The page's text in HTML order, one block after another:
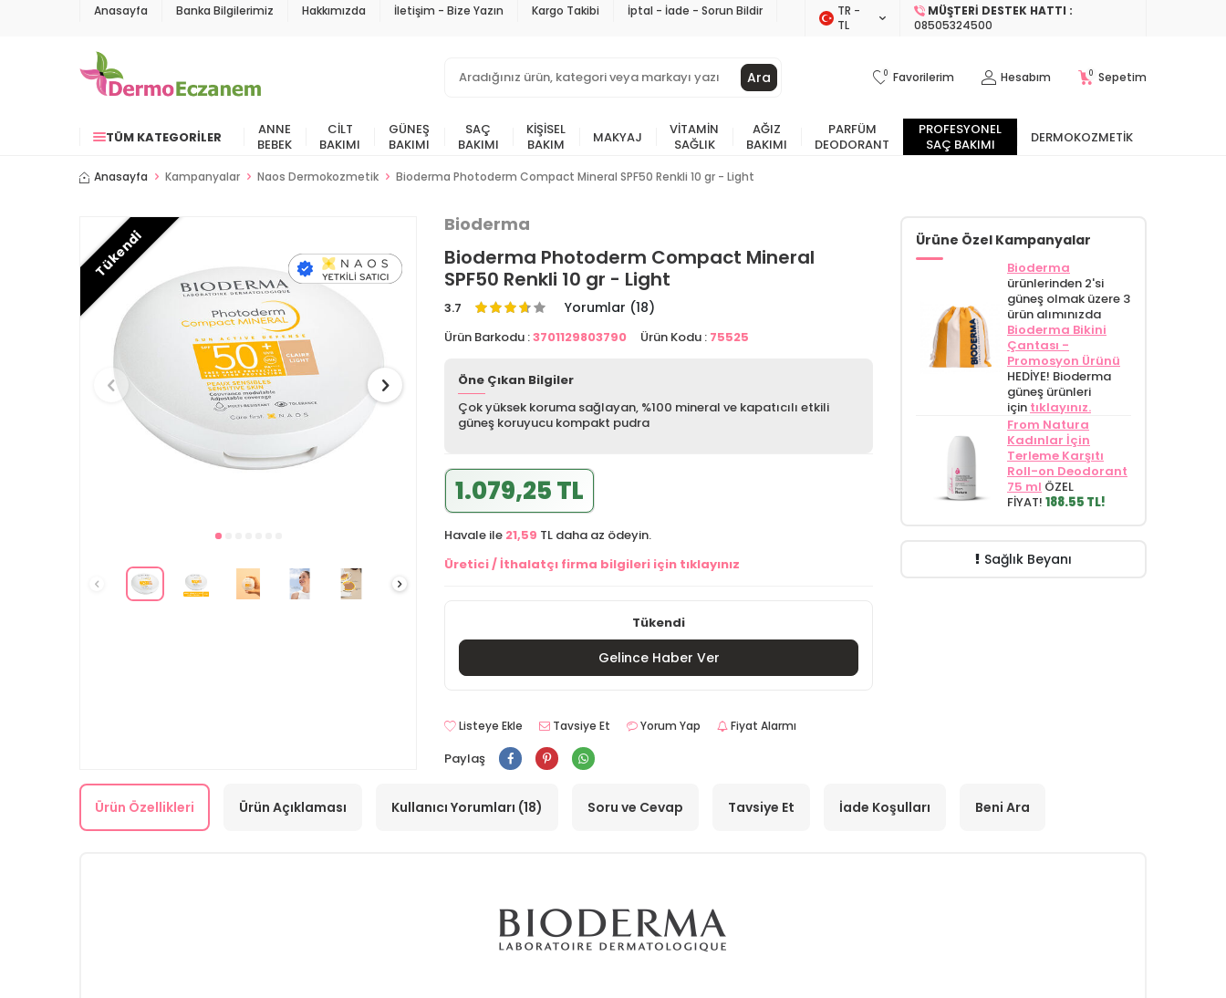
Anasayfa Banka Bilgilerimiz Hakkımızda İletişim - Bize Yazın Kargo Takibi İptal - İade - Sorun Bildir
TR −
TL
MÜŞTERI DESTEK HATTI :
08505324500
Ara 0 Favorilerim Hesabım 0 Sepetim
TÜM KATEGORILER
ANNE
BEBEK
CILT
BAKIMI
GÜNEŞ
BAKIMI
SAÇ
BAKIMI
KIŞISEL
BAKIM
MAKYAJ
VITAMIN
SAĞLIK
AĞIZ
BAKIMI
PARFÜM
DEODORANT
PROFESYONEL
SAÇ BAKIMI
DERMOKOZMETIK
Anasayfa Kampanyalar Naos Dermokozmetik Bioderma Photoderm Compact Mineral SPF50 Renkli 10 gr - Light
Tükendi
Bioderma
Bioderma Photoderm Compact Mineral
SPF50 Renkli 10 gr - Light
3.7 Yorumlar (18)
Ürün Barkodu :3701129803790 Ürün Kodu : 75525
Öne Çıkan Bilgiler
Çok yüksek koruma sağlayan, %100 mineral ve kapatıcılı etkili
güneş koruyucu kompakt pudra
1.079,25 TL
Havale ile 21,59 TL daha az ödeyin.
Üretici / İthalatçı firma bilgileri için tıklayınız
Tükendi
Gelince Haber Ver
Listeye Ekle Tavsiye Et Yorum Yap Fiyat Alarmı
Paylaş
Ürüne Özel Kampanyalar
Bioderma
ürünlerinden 2'si
güneş olmak üzere 3
ürün alımınızda
Bioderma Bikini
Çantası -
Promosyon Ürünü
HEDİYE! Bioderma
güneş ürünleri
için tıklayınız.
From Natura
Kadınlar İçin
Terleme Karşıtı
Roll-on Deodorant
75 ml ÖZEL
FİYAT! 188.55 TL!
Sağlık Beyanı
Ürün Özellikleri Ürün Açıklaması Kullanıcı Yorumları (18) Soru ve Cevap Tavsiye Et İade Koşulları Beni Ara